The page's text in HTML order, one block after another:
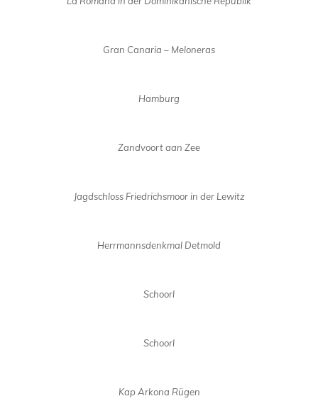
Gran Canaria – Meloneras
Hamburg
Zandvoort aan Zee
Jagdschloss Friedrichsmoor in der Lewitz
Herrmannsdenkmal Detmold
Schoorl
Schoorl
Kap Arkona Rügen